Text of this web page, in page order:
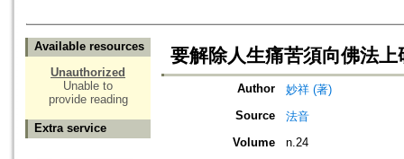
Available resources
Unauthorized
Unable to
provide reading
Extra service
要解除人生痛苦須向佛法上
Author
妙祥 (著)
Source
法音
Volume
n.24